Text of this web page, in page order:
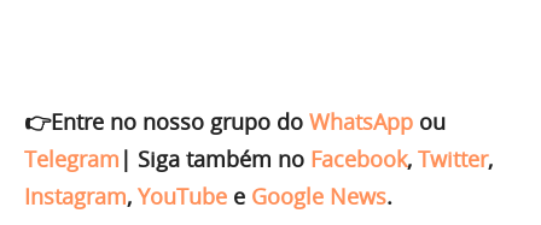
👉Entre no nosso grupo do WhatsApp ou
Telegram | Siga também no Facebook, Twitter,
Instagram, YouTube e Google News.